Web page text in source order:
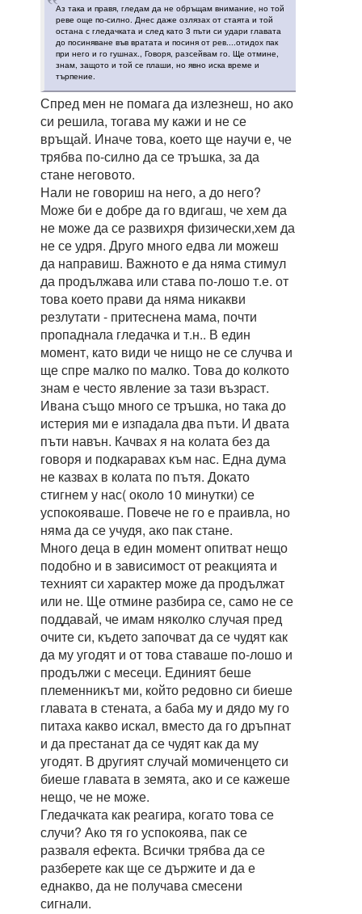
Аз така и правя, гледам да не обръщам внимание, но той
реве още по-силно. Днес даже озлязах от стаята и той
остана с гледачката и след като 3 пъти си удари главата
до посиняване във вратата и посиня от рев....отидох пак
при него и го гушнах., Говоря, разсейвам го. Ще отмине,
знам, защото и той се плаши, но явно иска време и
търпение.
Спред мен не помага да излезнеш, но ако
си решила, тогава му кажи и не се
връщай. Иначе това, което ще научи е, че
трябва по-силно да се тръшка, за да
стане неговото.
Нали не говориш на него, а до него?
Може би е добре да го вдигаш, че хем да
не може да се развихря физически,хем да
не се удря. Друго много едва ли можеш
да направиш. Важното е да няма стимул
да продължава или става по-лошо т.е. от
това което прави да няма никакви
резлутати - притеснена мама, почти
пропаднала гледачка и т.н.. В един
момент, като види че нищо не се случва и
ще спре малко по малко. Това до колкото
знам е често явление за тази възраст.
Ивана също много се тръшка, но така до
истерия ми е изпадала два пъти. И двата
пъти навън. Качвах я на колата без да
говоря и подкаравах към нас. Една дума
не казвах в колата по пътя. Докато
стигнем у нас( около 10 минутки) се
успокояваше. Повече не го е праивла, но
няма да се учудя, ако пак стане.
Много деца в един момент опитват нещо
подобно и в зависимост от реакцията и
техният си характер може да продължат
или не. Ще отмине разбира се, само не се
поддавай, че имам няколко случая пред
очите си, където започват да се чудят как
да му угодят и от това ставаше по-лошо и
продължи с месеци. Единият беше
племенникът ми, който редовно си биеше
главата в стената, а баба му и дядо му го
питаха какво искал, вместо да го дръпнат
и да престанат да се чудят как да му
угодят. В другият случай момиченцето си
биеше главата в земята, ако и се кажеше
нещо, че не може.
Гледачката как реагира, когато това се
случи? Ако тя го успокоява, пак се
разваля ефекта. Всички трябва да се
разберете как ще се държите и да е
еднакво, да не получава смесени
сигнали.